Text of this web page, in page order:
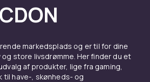
markedsplads og er til for dine
store livsdrømme. Her finder du et
af produkter, lige fra gaming,
have-, skønheds- og